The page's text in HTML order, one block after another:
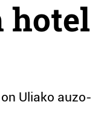
hotel
Uliako auzo-